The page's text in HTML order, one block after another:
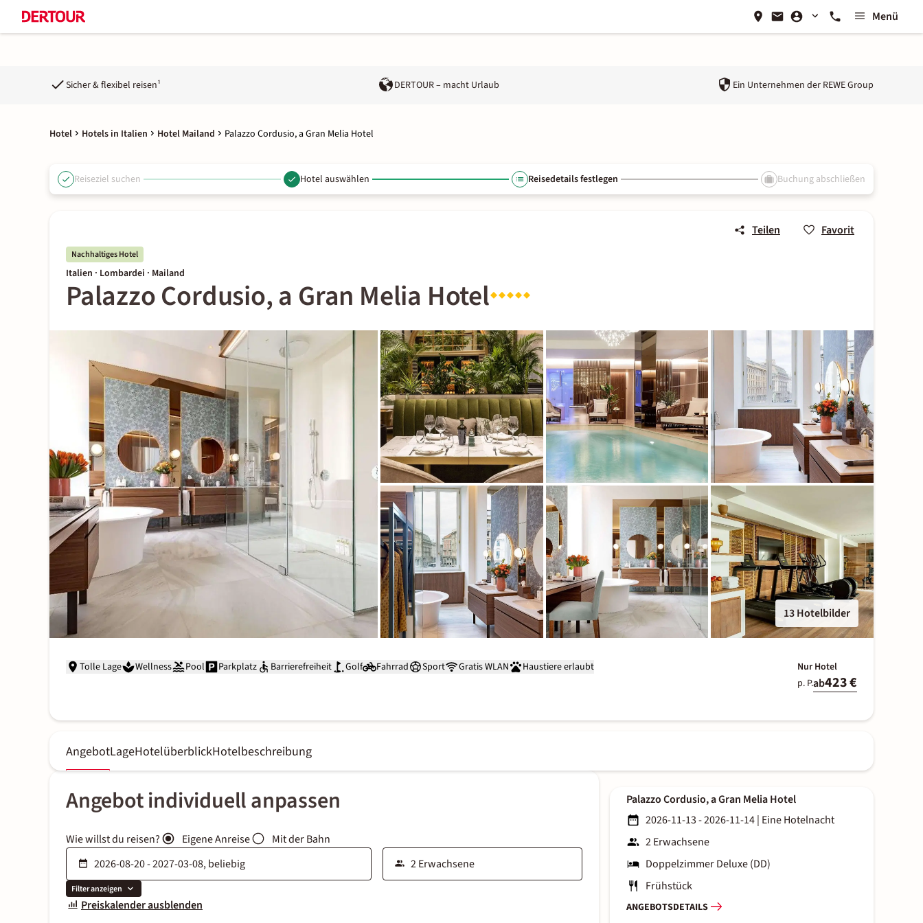
Menü
Sicher & flexibel reisen¹ DERTOUR – macht Urlaub Ein Unternehmen der REWE Group
Hotel Hotels in Italien Hotel Mailand Palazzo Cordusio, a Gran Melia Hotel
Reiseziel suchen Hotel auswählen Reisedetails festlegen Buchung abschließen
Teilen Favorit
Nachhaltiges Hotel
Italien · Lombardei · Mailand
Palazzo Cordusio, a Gran Melia Hotel
13 Hotelbilder
Tolle Lage Wellness Pool Parkplatz Barrierefreiheit Golf Fahrrad Sport Gratis WLAN Haustiere erlaubt
Nur Hotel
p. P.ab423 €
AngebotLageHotelüberblickHotelbeschreibung
Angebot individuell anpassen
Wie willst du reisen? Eigene Anreise Mit der Bahn
Filter anzeigen
Preiskalender ausblenden
Palazzo Cordusio, a Gran Melia Hotel
2026-11-13 - 2026-11-14| Eine Hotelnacht
2 Erwachsene
Doppelzimmer Deluxe (DD)
Frühstück
ANGEBOTSDETAILS